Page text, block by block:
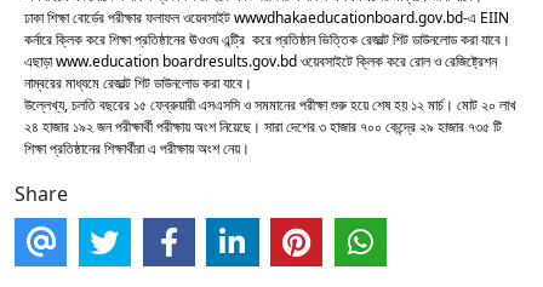
ঢাকা শিক্ষা বোর্ডের পরীক্ষার ফলাফল ওয়েবসাইট wwwdhakaeducationboard.gov.bd-এ EIIN
কর্নারে ক্লিক করে শিক্ষা প্রতিষ্ঠানের ঊওওঘ এন্ট্রি করে প্রতিষ্ঠান ভিত্তিক রেজাল্ট শিট ডাউনলোড করা যাবে।
এছাড়া www.education boardresults.gov.bd ওয়েবসাইটে ক্লিক করে রোল ও রেজিষ্ট্রেশন
নাম্বরের মাধ্যমে রেজাল্ট শিট ডাউনলোড করা যাবে।
উল্লেখ্য, চলতি বছরের ১৫ ফেব্রুয়ারী এসএসসি ও সমমানের পরীক্ষা শুরু হয়ে শেষ হয় ১২ মার্চ। মোট ২০ লাখ
২৪ হাজার ১৯২ জন পরীক্ষার্থী পরীক্ষায় অংশ নিয়েছে। সারা দেশের ৩ হাজার ৭০০ কেন্দ্রে ২৯ হাজার ৭৩৫ টি
শিক্ষা প্রতিষ্ঠানের শিক্ষার্থীরা এ পরীক্ষায় অংশ নেয়।
Share